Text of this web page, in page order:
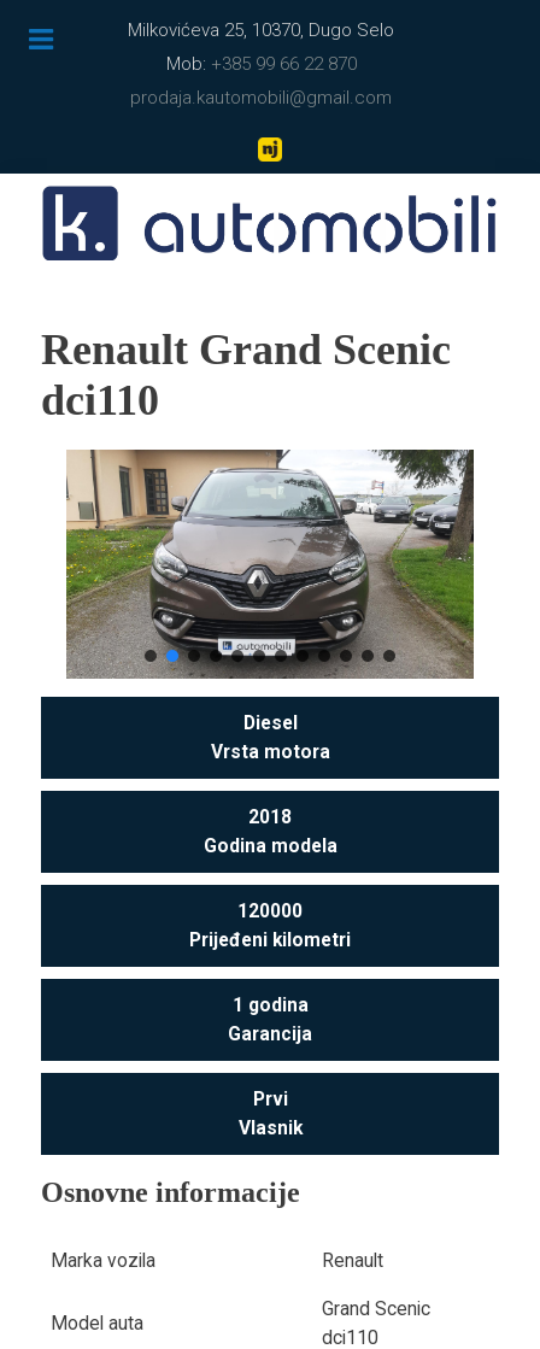
Milkovićeva 25, 10370, Dugo Selo
Mob: +385 99 66 22 870
prodaja.kautomobili@gmail.com
Renault Grand Scenic
dci110
Diesel
Vrsta motora
2018
Godina modela
120000
Prijeđeni kilometri
1 godina
Garancija
Prvi
Vlasnik
Osnovne informacije
Marka vozila Renault
Model auta
Grand Scenic
dci110